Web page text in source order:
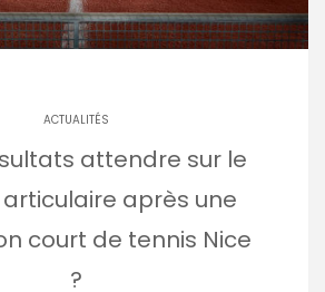
ACTUALITÉS
attendre sur le
après une
court de tennis Nice
?